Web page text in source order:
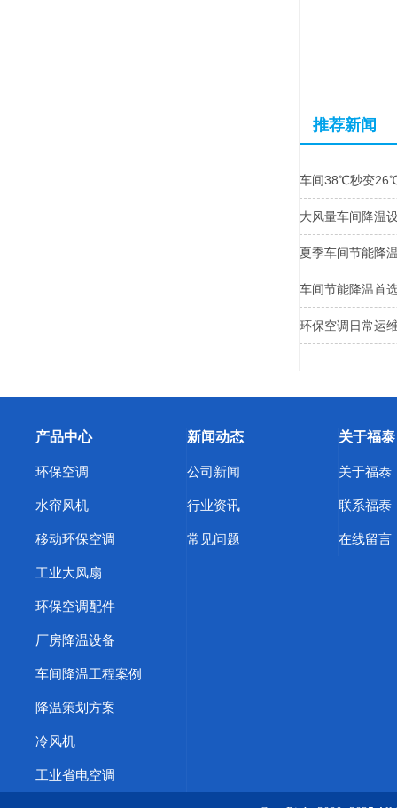
推荐新闻
车间38℃秒变
大风量车间降温
夏季车间节能降
车间节能降温首
环保空调日常运
产品中心
环保空调
水帘风机
移动环保空调
工业大风扇
环保空调配件
厂房降温设备
车间降温工程案例
降温策划方案
冷风机
工业省电空调
新闻动态
公司新闻
行业资讯
常见问题
关于福泰
关于福泰
联系福泰
在线留言